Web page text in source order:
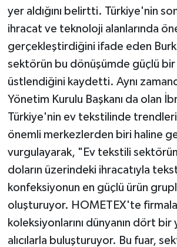
yer aldığını belirtti. Türkiye'nin
ihracat ve teknoloji alanlarında
gerçekleştirdiğini ifade eden
sektörün bu dönüşümde güçlü bir
üstlendiğini kaydetti. Aynı
Yönetim Kurulu Başkanı da olan
Türkiye'nin ev tekstilinde
önemli merkezlerden biri haline
vurgulayarak, "Ev tekstili
doların üzerindeki ihracatıyla
konfeksiyonun en güçlü ürün
oluşturuyor. HOMETEX'te
koleksiyonlarını dünyanın dört bir
alıcılarla buluşturuyor. Bu fuar,